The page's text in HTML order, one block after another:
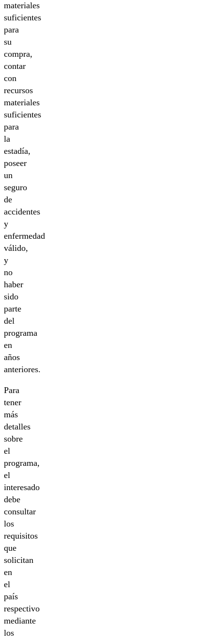
materiales
suficientes
para
su
compra,
contar
con
recursos
materiales
suficientes
para
la
estadía,
poseer
un
seguro
de
accidentes
y
enfermedad
válido,
y
no
haber
sido
parte
del
programa
en
años
anteriores.
Para
tener
más
detalles
sobre
el
programa,
el
interesado
debe
consultar
los
requisitos
que
solicitan
en
el
país
respectivo
mediante
los